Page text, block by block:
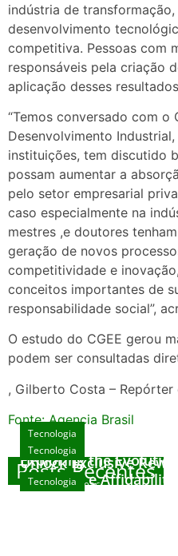
indústria de
desenvolvimento
competitiva. Pessoas com
responsáveis pela criação
aplicação desses
“Temos conversado com o
Desenvolvimento
instituições, tem discutido
possam aumentar a
pelo setor empresarial
caso especialmente na
mestres ,e doutores
geração de novos
competitividade e
conceitos importantes de
responsabilidade social”,
O estudo do CGEE gerou
podem ser consultadas
, Gilberto Costa – Repórter
Fonte: Agencia Brasil
Posts Recentes
Tecnologia
Exploring the
agosto 7, 2026
Tecnologia
Unlock Exclusive
House
Tecnologia
Sicurezza e
Wares
Tecnologia